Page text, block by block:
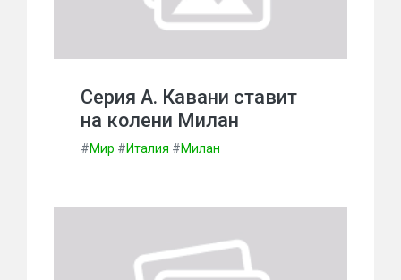
Серия А. Кавани ставит
на колени Милан
#Мир #Италия #Милан